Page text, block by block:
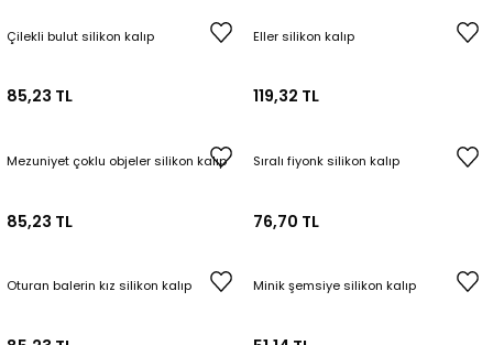
Çilekli bulut silikon kalıp
85,23 TL
Eller silikon kalıp
119,32 TL
Mezuniyet çoklu objeler silikon kalıp
85,23 TL
Sıralı fiyonk silikon kalıp
76,70 TL
Oturan balerin kız silikon kalıp Minik şemsiye silikon kalıp